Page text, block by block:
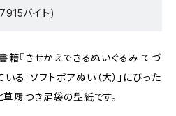
バイト)
籍『きせかえできるぬいぐるみ てづ
る「ソフトボアぬい（大）」にぴった
履つき足袋の型紙です。